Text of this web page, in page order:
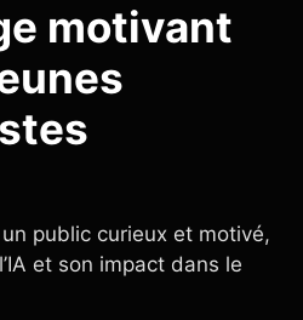
motivant
public curieux et motivé,
et son impact dans le